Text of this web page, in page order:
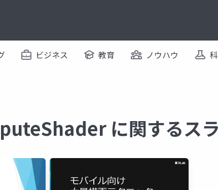
ビジネス 教育 ノウハウ
に関するス